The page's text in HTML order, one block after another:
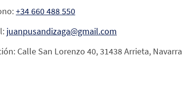
+34 660 488 550
juanpusandizaga@gmail.com
Calle San Lorenzo 40, 31438 Arrieta, Navarra